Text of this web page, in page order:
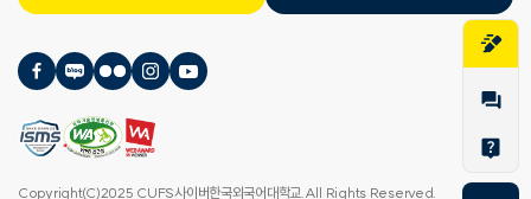
Copyright(C)2025 CUFS사이버한국외국어대학교.All Rights Reserved.